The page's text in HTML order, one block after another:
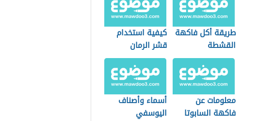
طريقة أكل فاكهة
القشطة
كيفية استخدام
قشر الرمان
معلومات عن
فاكهة السابوتا
أسماء وأصناف
اليوسفي